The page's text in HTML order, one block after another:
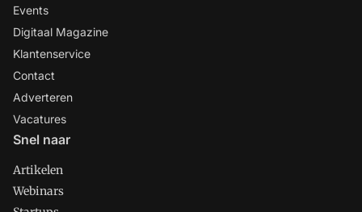
Events
Digitaal Magazine
Klantenservice
Contact
Adverteren
Vacatures
Snel naar
Artikelen
Webinars